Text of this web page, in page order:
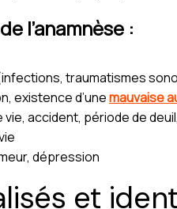
l’anamnèse :
traumatismes
existence d’unemauvaise
accident, période de
dépression
et